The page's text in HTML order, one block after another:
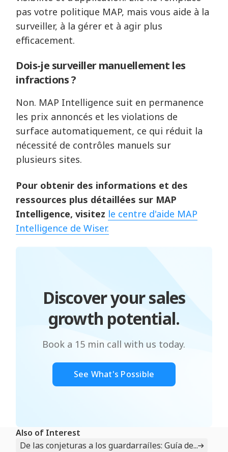
pas votre politique MAP, mais vous aide à la
surveiller, à la gérer et à agir plus
efficacement.
Dois-je surveiller manuellement les
infractions ?
Non. MAP Intelligence suit en permanence
les prix annoncés et les violations de
surface automatiquement, ce qui réduit la
nécessité de contrôles manuels sur
plusieurs sites.
Pour obtenir des informations et des
ressources plus détaillées sur MAP
Intelligence, visitez le centre d'aide MAP
Intelligence de Wiser.
Discover your sales
growth potential.
Book a 15 min call with us today.
See What's Possible
Also of Interest
De las conjeturas a los guardarraíles: Guía de...